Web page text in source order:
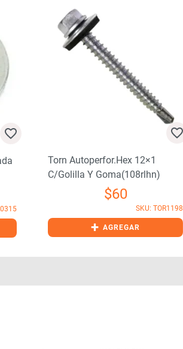
Torn Autoperfor.hex 12×1
C/golilla Y Goma(108rlhn)
$60
SKU: TOR1198
+ AGREGAR